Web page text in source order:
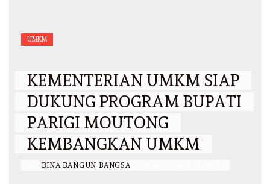
UMKM
KEMENTERIAN UMKM SIAP
DUKUNG PROGRAM BUPATI
PARIGI MOUTONG
KEMBANGKAN UMKM
BINA BANGUN BANGSA